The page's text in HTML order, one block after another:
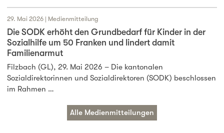
29. Mai 2026 | Medienmitteilung
Die SODK erhöht den Grundbedarf für Kinder in der
Sozialhilfe um 50 Franken und lindert damit
Familienarmut
Filzbach (GL), 29. Mai 2026 – Die kantonalen
Sozialdirektorinnen und Sozialdirektoren (SODK) beschlossen
im Rahmen …
Alle Medienmitteilungen